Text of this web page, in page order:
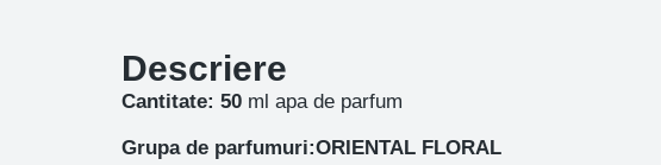
Descriere
Cantitate: 50 ml apa de parfum
Grupa de parfumuri:ORIENTAL FLORAL